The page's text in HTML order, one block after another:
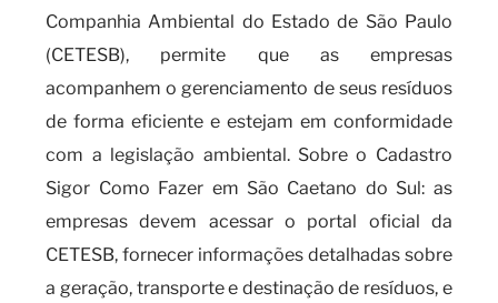
Companhia Ambiental do Estado de São Paulo
(CETESB), permite que as empresas
acompanhem o gerenciamento de seus resíduos
de forma eficiente e estejam em conformidade
com a legislação ambiental. Sobre o Cadastro
Sigor Como Fazer em São Caetano do Sul: as
empresas devem acessar o portal oficial da
CETESB, fornecer informações detalhadas sobre
a geração, transporte e destinação de resíduos, e